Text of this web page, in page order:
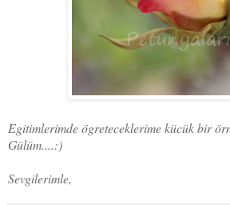
Egitimlerimde ögreteceklerime kücük bir
Gülüm....:)
Sevgilerimle,